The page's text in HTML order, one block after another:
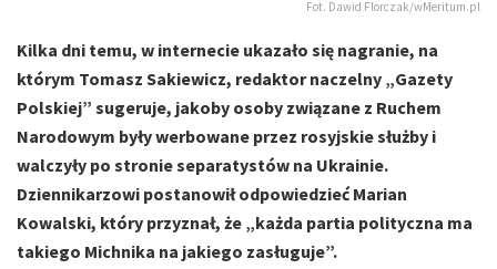
Fot. Dawid Florczak/wMeritum.pl
Kilka dni temu, w internecie ukazało się nagranie, na
którym Tomasz Sakiewicz, redaktor naczelny „Gazety
Polskiej” sugeruje, jakoby osoby związane z Ruchem
Narodowym były werbowane przez rosyjskie służby i
walczyły po stronie separatystów na Ukrainie.
Dziennikarzowi postanowił odpowiedzieć Marian
Kowalski, który przyznał, że „każda partia polityczna ma
takiego Michnika na jakiego zasługuje”.